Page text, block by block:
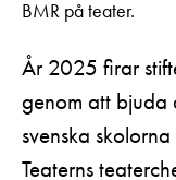
Svenska Teatern
BMR på teater.
År 2025 firar
genom att bjuda
svenska
Teaterns